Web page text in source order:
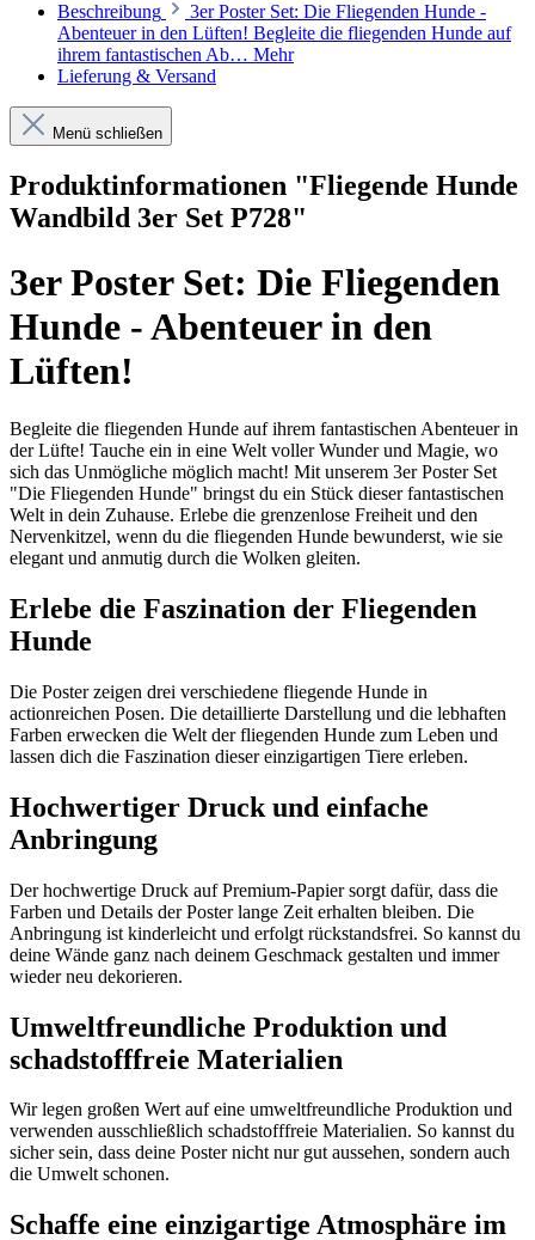
Beschreibung
3er Poster Set: Die Fliegenden Hunde -
Abenteuer in den Lüften! Begleite die fliegenden Hunde auf
ihrem fantastischen Ab… Mehr
Lieferung & Versand
Menü schließen
Produktinformationen "Fliegende Hunde
Wandbild 3er Set P728"
3er Poster Set: Die Fliegenden
Hunde - Abenteuer in den
Lüften!
Begleite die fliegenden Hunde auf ihrem fantastischen Abenteuer in
der Lüfte! Tauche ein in eine Welt voller Wunder und Magie, wo
sich das Unmögliche möglich macht! Mit unserem 3er Poster Set
"Die Fliegenden Hunde" bringst du ein Stück dieser fantastischen
Welt in dein Zuhause. Erlebe die grenzenlose Freiheit und den
Nervenkitzel, wenn du die fliegenden Hunde bewunderst, wie sie
elegant und anmutig durch die Wolken gleiten.
Erlebe die Faszination der Fliegenden
Hunde
Die Poster zeigen drei verschiedene fliegende Hunde in
actionreichen Posen. Die detaillierte Darstellung und die lebhaften
Farben erwecken die Welt der fliegenden Hunde zum Leben und
lassen dich die Faszination dieser einzigartigen Tiere erleben.
Hochwertiger Druck und einfache
Anbringung
Der hochwertige Druck auf Premium-Papier sorgt dafür, dass die
Farben und Details der Poster lange Zeit erhalten bleiben. Die
Anbringung ist kinderleicht und erfolgt rückstandsfrei. So kannst du
deine Wände ganz nach deinem Geschmack gestalten und immer
wieder neu dekorieren.
Umweltfreundliche Produktion und
schadstofffreie Materialien
Wir legen großen Wert auf eine umweltfreundliche Produktion und
verwenden ausschließlich schadstofffreie Materialien. So kannst du
sicher sein, dass deine Poster nicht nur gut aussehen, sondern auch
die Umwelt schonen.
Schaffe eine einzigartige Atmosphäre im